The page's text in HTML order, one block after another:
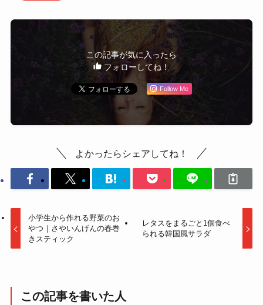
この記事が気に入ったら
フォローしてね！
Follow Me
よかったらシェアしてね！
小学生から作れる野菜のお
やつ｜さやいんげんの春巻
きスティック
レタスをまるごと1個食べ
られる韓国風サラダ
この記事を書いた人